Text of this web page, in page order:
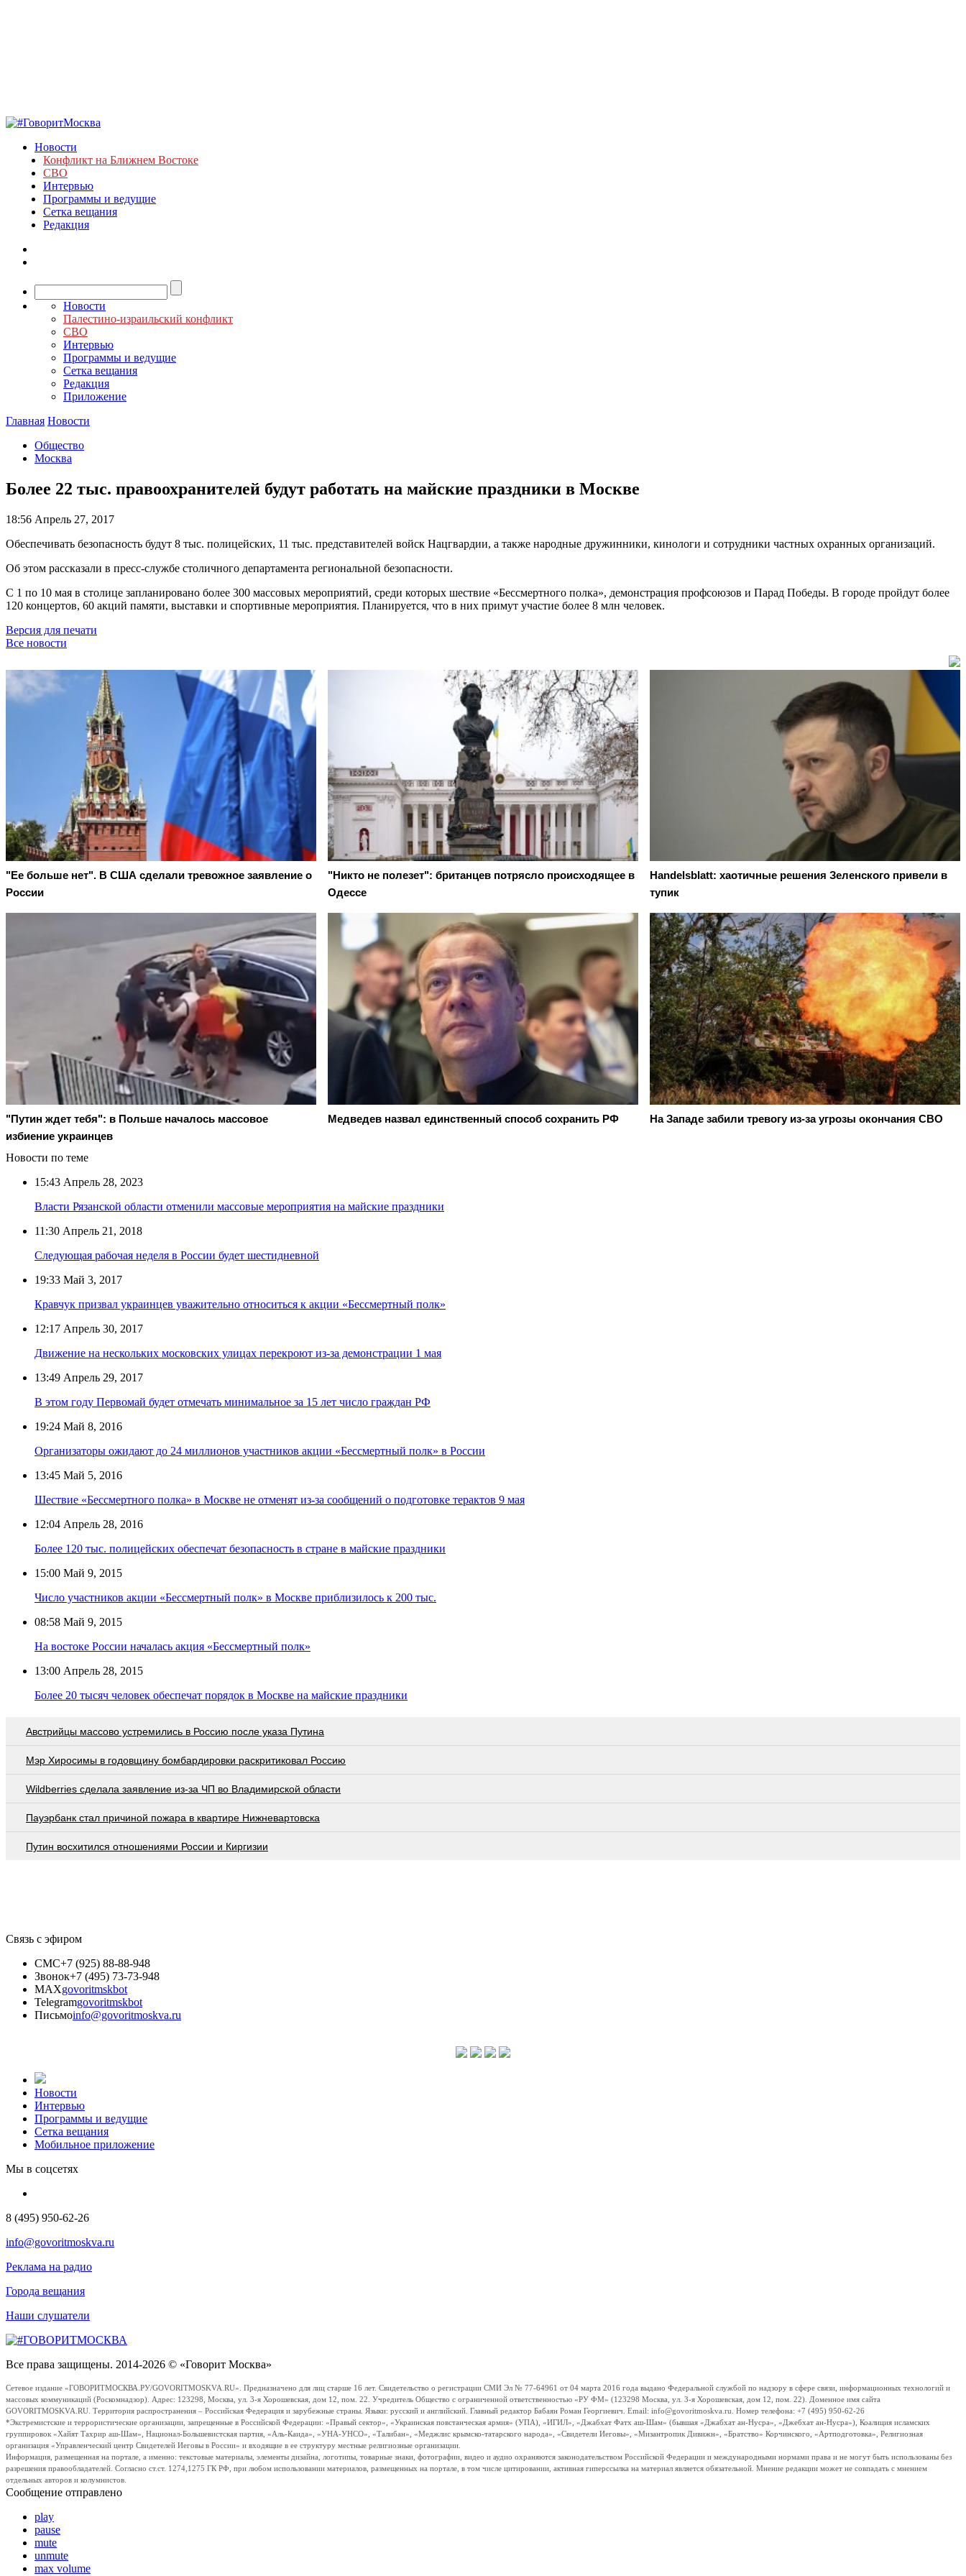
Новости
Конфликт на Ближнем Востоке
СВО
Интервью
Программы и ведущие
Сетка вещания
Редакция
Новости
Палестино-израильский конфликт
СВО
Интервью
Программы и ведущие
Сетка вещания
Редакция
Приложение
Главная Новости
Общество
Москва
Более 22 тыс. правоохранителей будут работать на майские праздники в Москве
18:56 Апрель 27, 2017
Обеспечивать безопасность будут 8 тыс. полицейских, 11 тыс. представителей войск Нацгвардии, а также народные дружинники, кинологи и сотрудники частных охранных организаций.
Об этом рассказали в пресс-службе столичного департамента региональной безопасности.
С 1 по 10 мая в столице запланировано более 300 массовых мероприятий, среди которых шествие «Бессмертного полка», демонстрация профсоюзов и Парад Победы. В городе пройдут более
120 концертов, 60 акций памяти, выставки и спортивные мероприятия. Планируется, что в них примут участие более 8 млн человек.
Версия для печати
Все новости
"Ее больше нет". В США сделали тревожное заявление о
России
"Никто не полезет": британцев потрясло происходящее в
Одессе
Handelsblatt: хаотичные решения Зеленского привели в
тупик
"Путин ждет тебя": в Польше началось массовое
избиение украинцев
Медведев назвал единственный способ сохранить РФ На Западе забили тревогу из-за угрозы окончания СВО
Новости по теме
15:43 Апрель 28, 2023
Власти Рязанской области отменили массовые мероприятия на майские праздники
11:30 Апрель 21, 2018
Следующая рабочая неделя в России будет шестидневной
19:33 Май 3, 2017
Кравчук призвал украинцев уважительно относиться к акции «Бессмертный полк»
12:17 Апрель 30, 2017
Движение на нескольких московских улицах перекроют из-за демонстрации 1 мая
13:49 Апрель 29, 2017
В этом году Первомай будет отмечать минимальное за 15 лет число граждан РФ
19:24 Май 8, 2016
Организаторы ожидают до 24 миллионов участников акции «Бессмертный полк» в России
13:45 Май 5, 2016
Шествие «Бессмертного полка» в Москве не отменят из-за сообщений о подготовке терактов 9 мая
12:04 Апрель 28, 2016
Более 120 тыс. полицейских обеспечат безопасность в стране в майские праздники
15:00 Май 9, 2015
Число участников акции «Бессмертный полк» в Москве приблизилось к 200 тыс.
08:58 Май 9, 2015
На востоке России началась акция «Бессмертный полк»
13:00 Апрель 28, 2015
Более 20 тысяч человек обеспечат порядок в Москве на майские праздники
Австрийцы массово устремились в Россию после указа Путина
Мэр Хиросимы в годовщину бомбардировки раскритиковал Россию
Wildberries cделала заявление из-за ЧП во Владимирской области
Пауэрбанк стал причиной пожара в квартире Нижневартовска
Путин восхитился отношениями России и Киргизии
Связь с эфиром
СМС+7 (925) 88-88-948
Звонок+7 (495) 73-73-948
MAXgovoritmskbot
Telegramgovoritmskbot
Письмоinfo@govoritmoskva.ru
Новости
Интервью
Программы и ведущие
Сетка вещания
Мобильное приложение
Мы в соцсетях
8 (495) 950-62-26
info@govoritmoskva.ru
Реклама на радио
Города вещания
Наши слушатели
Все права защищены. 2014-2026 © «Говорит Москва»
Сетевое издание «ГОВОРИТМОСКВА.РУ/GOVORITMOSKVA.RU». Предназначено для лиц старше 16 лет. Свидетельство о регистрации СМИ Эл № 77-64961 от 04 марта 2016 года выдано Федеральной службой по надзору в сфере связи, информационных технологий и
массовых коммуникаций (Роскомнадзор). Адрес: 123298, Москва, ул. 3-я Хорошевская, дом 12, пом. 22. Учредитель Общество с ограниченной ответственностью «РУ ФМ» (123298 Москва, ул. 3-я Хорошевская, дом 12, пом. 22). Доменное имя сайта
GOVORITMOSKVA.RU. Территория распространения – Российская Федерация и зарубежные страны. Языки: русский и английский. Главный редактор Бабаян Роман Георгиевич. Email: info@govoritmoskva.ru. Номер телефона: +7 (495) 950-62-26
*Экстремистские и террористические организации, запрещенные в Российской Федерации: «Правый сектор», «Украинская повстанческая армия» (УПА), «ИГИЛ», «Джабхат Фатх аш-Шам» (бывшая «Джабхат ан-Нусра», «Джебхат ан-Нусра»), Коалиция исламских
группировок «Хайят Тахрир аш-Шам», Национал-Большевистская партия, «Аль-Каида», «УНА-УНСО», «Талибан», «Меджлис крымско-татарского народа», «Свидетели Иеговы», «Мизантропик Дивижн», «Братство» Корчинского, «Артподготовка», Религиозная
организация «Управленческий центр Свидетелей Иеговы в России» и входящие в ее структуру местные религиозные организации.
Информация, размещенная на портале, а именно: текстовые материалы, элементы дизайна, логотипы, товарные знаки, фотографии, видео и аудио охраняются законодательством Российской Федерации и международными нормами права и не могут быть использованы без
разрешения правообладателей. Согласно ст.ст. 1274,1275 ГК РФ, при любом использовании материалов, размещенных на портале, в том числе цитировании, активная гиперссылка на материал является обязательной. Мнение редакции может не совпадать с мнением
отдельных авторов и колумнистов.
Сообщение отправлено
play
pause
mute
unmute
max volume